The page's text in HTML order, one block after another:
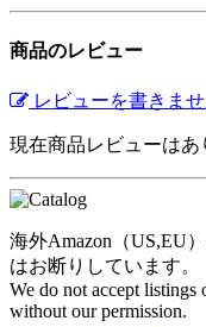
商品のレビュー
レビューを書きま
現在商品レビューはあ
海外Amazon（US,EU
はお断りしています。
We do not accept listings
without our permission.